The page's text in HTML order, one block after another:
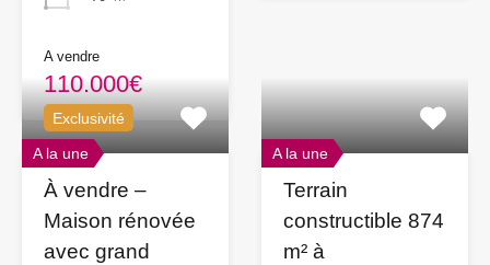
A vendre
110.000€
A la une
Exclusivité
À vendre –
Maison rénovée
avec grand
A la une
Terrain
constructible 874
m² à